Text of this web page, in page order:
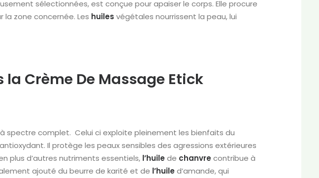
sélectionnées, est conçue pour apaiser le corps. Elle procure
zone concernée. Les huiles végétales nourrissent la peau, lui
Crème De Massage Etick
à spectre complet. Celui ci exploite pleinement les bienfaits du
Il protège les peaux sensibles des agressions extérieures
plus d’autres nutriments essentiels, l’huile de chanvre contribue à
ajouté du beurre de karité et de l’huile d’amande, qui